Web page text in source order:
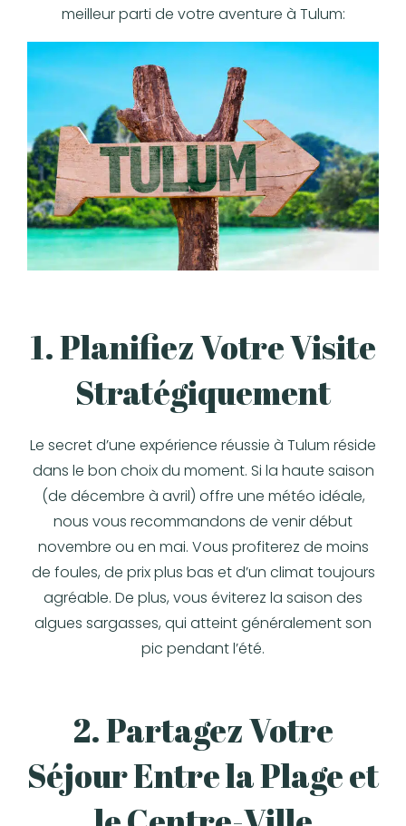
meilleur parti de votre aventure à Tulum:
1. Planifiez Votre Visite
Stratégiquement
Le secret d’une expérience réussie à Tulum réside
dans le bon choix du moment. Si la haute saison
(de décembre à avril) offre une météo idéale,
nous vous recommandons de venir début
novembre ou en mai. Vous profiterez de moins
de foules, de prix plus bas et d’un climat toujours
agréable. De plus, vous éviterez la saison des
algues sargasses, qui atteint généralement son
pic pendant l’été.
2. Partagez Votre
Séjour Entre la Plage et